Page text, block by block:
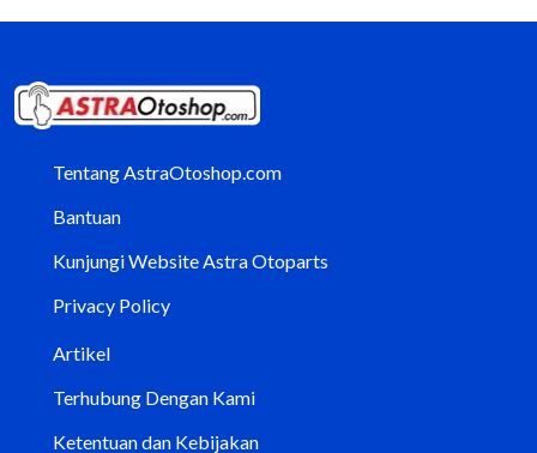
Tentang AstraOtoshop.com
Bantuan
Kunjungi Website Astra Otoparts
Privacy Policy
Artikel
Terhubung Dengan Kami
Ketentuan dan Kebijakan